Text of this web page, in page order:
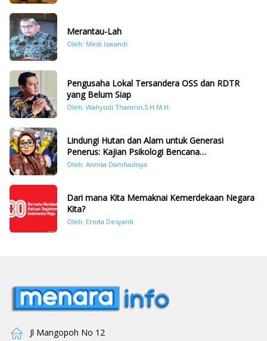
Merantau-Lah
Oleh: Medi Iswandi
Pengusaha Lokal Tersandera OSS dan RDTR
yang Belum Siap
Oleh: Wahyudi Thamrin,S.H.M.H.
Lindungi Hutan dan Alam untuk Generasi
Penerus: Kajian Psikologi Bencana
Hidrometeorologi di Sumatera Pasca Tragedi
Oleh: Annisa Damhadisya
Dari mana Kita Memaknai Kemerdekaan Negara
Kita?
Oleh: Ernita Desyanti
Jl Mangopoh No 12